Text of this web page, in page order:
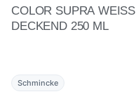
COLOR SUPRA WEISS D
ECKEND 250 ML
Schmincke